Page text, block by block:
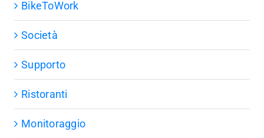
BikeToWork
Società
Supporto
Ristoranti
Monitoraggio